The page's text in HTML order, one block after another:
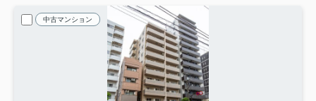
中古マンション